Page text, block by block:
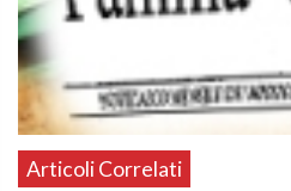
Articoli Correlati